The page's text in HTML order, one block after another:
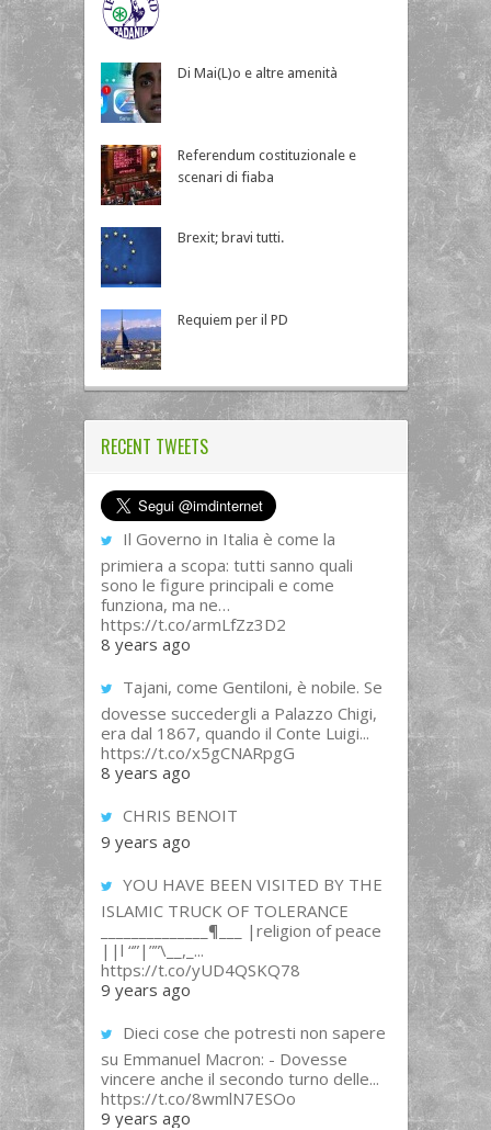
Di Mai(L)o e altre amenità
Referendum costituzionale e
scenari di fiaba
Brexit; bravi tutti.
Requiem per il PD
RECENT TWEETS
Il Governo in Italia è come la
primiera a scopa: tutti sanno quali
sono le figure principali e come
funziona, ma ne…
https://t.co/armLfZz3D2
8 years ago
Tajani, come Gentiloni, è nobile. Se
dovesse succedergli a Palazzo Chigi,
era dal 1867, quando il Conte Luigi...
https://t.co/x5gCNARpgG
8 years ago
CHRIS BENOIT
9 years ago
YOU HAVE BEEN VISITED BY THE
ISLAMIC TRUCK OF TOLERANCE
______________¶___ |religion of peace
||l “”|””\__,_...
https://t.co/yUD4QSKQ78
9 years ago
Dieci cose che potresti non sapere
su Emmanuel Macron: - Dovesse
vincere anche il secondo turno delle...
https://t.co/8wmlN7ESOo
9 years ago